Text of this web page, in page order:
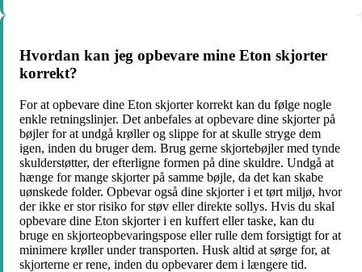
Hvordan kan jeg opbevare mine Eton skjorter
korrekt?
For at opbevare dine Eton skjorter korrekt kan du følge nogle
enkle retningslinjer. Det anbefales at opbevare dine skjorter på
bøjler for at undgå krøller og slippe for at skulle stryge dem
igen, inden du bruger dem. Brug gerne skjortebøjler med tynde
skulderstøtter, der efterligne formen på dine skuldre. Undgå at
hænge for mange skjorter på samme bøjle, da det kan skabe
uønskede folder. Opbevar også dine skjorter i et tørt miljø, hvor
der ikke er stor risiko for støv eller direkte sollys. Hvis du skal
opbevare dine Eton skjorter i en kuffert eller taske, kan du
bruge en skjorteopbevaringspose eller rulle dem forsigtigt for at
minimere krøller under transporten. Husk altid at sørge for, at
skjorterne er rene, inden du opbevarer dem i længere tid.